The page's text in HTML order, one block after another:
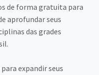
de forma gratuita para
aprofundar seus
das grades
expandir seus